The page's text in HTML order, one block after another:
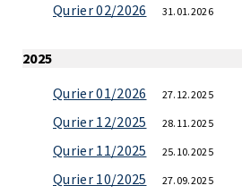
Qurier 02/2026 31.01.2026
2025
Qurier 01/2026
27.12.2025
Qurier 12/2025 28.11.2025
Qurier 11/2025 25.10.2025
Qurier 10/2025 27.09.2025